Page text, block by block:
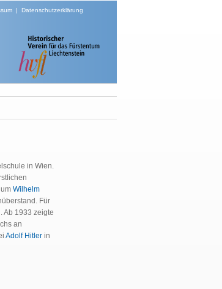
| Datenschutzerklärung
in Wien.
Wilhelm
Für
Ab 1933 zeigte
an
Adolf Hitler in